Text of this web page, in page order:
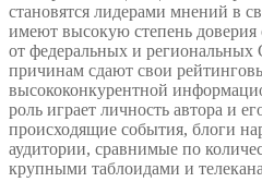
становятся лидерами мнений в
имеют высокую степень доверия
от федеральных и
причинам сдают свои
высококонкурентной
роль играет личность автора и
происходящие события, блоги
аудитории, сравнимые по
крупными таблоидами и